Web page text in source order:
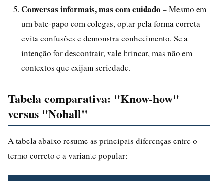
Conversas informais, mas com cuidado – Mesmo em
um bate-papo com colegas, optar pela forma correta
evita confusões e demonstra conhecimento. Se a
intenção for descontrair, vale brincar, mas não em
contextos que exijam seriedade.
Tabela comparativa: "Know-how"
versus "Nohall"
A tabela abaixo resume as principais diferenças entre o
termo correto e a variante popular: